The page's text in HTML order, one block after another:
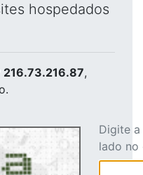
hospedados
216.73.216.87,
Digite
lado no